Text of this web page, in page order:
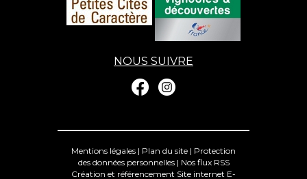
NOUS SUIVRE
Mentions légales | Plan du site | Protection
des données personnelles| Nos flux RSS
Création et référencement Site internet E-